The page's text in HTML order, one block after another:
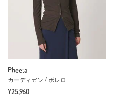
Pheeta
カーディガン / ボレロ
¥25,960